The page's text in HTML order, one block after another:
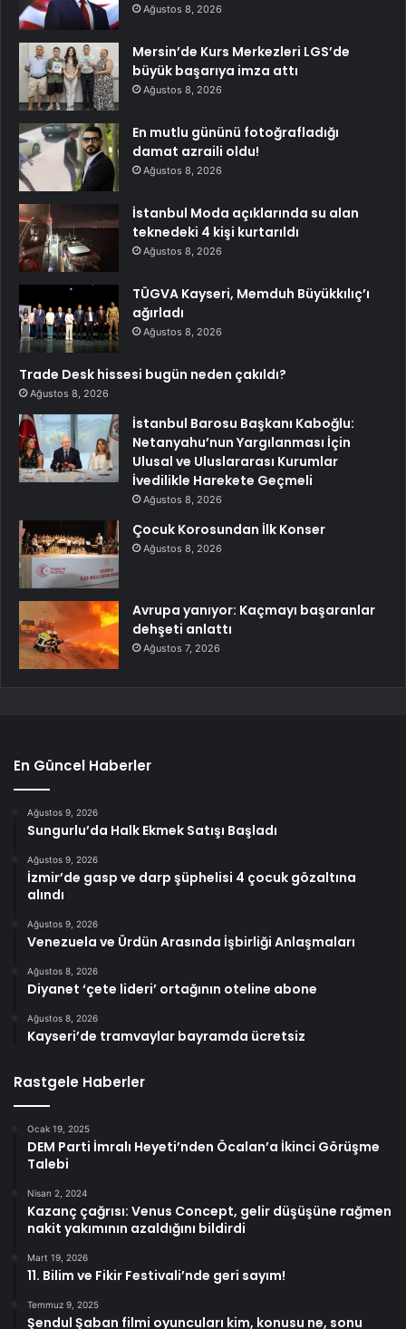
Ağustos 8, 2026
Mersin’de Kurs Merkezleri LGS’de
büyük başarıya imza attı
Ağustos 8, 2026
En mutlu gününü fotoğrafladığı
damat azraili oldu!
Ağustos 8, 2026
İstanbul Moda açıklarında su alan
teknedeki 4 kişi kurtarıldı
Ağustos 8, 2026
TÜGVA Kayseri, Memduh Büyükkılıç’ı
ağırladı
Ağustos 8, 2026
Trade Desk hissesi bugün neden çakıldı?
Ağustos 8, 2026
İstanbul Barosu Başkanı Kaboğlu:
Netanyahu’nun Yargılanması İçin
Ulusal ve Uluslararası Kurumlar
İvedilikle Harekete Geçmeli
Ağustos 8, 2026
Çocuk Korosundan İlk Konser
Ağustos 8, 2026
Avrupa yanıyor: Kaçmayı başaranlar
dehşeti anlattı
Ağustos 7, 2026
En Güncel Haberler
Ağustos 9, 2026
Sungurlu’da Halk Ekmek Satışı Başladı
Ağustos 9, 2026
İzmir’de gasp ve darp şüphelisi 4 çocuk gözaltına
alındı
Ağustos 9, 2026
Venezuela ve Ürdün Arasında İşbirliği Anlaşmaları
Ağustos 8, 2026
Diyanet ‘çete lideri’ ortağının oteline abone
Ağustos 8, 2026
Kayseri’de tramvaylar bayramda ücretsiz
Rastgele Haberler
Ocak 19, 2025
DEM Parti İmralı Heyeti’nden Öcalan’a İkinci Görüşme
Talebi
Nisan 2, 2024
Kazanç çağrısı: Venus Concept, gelir düşüşüne rağmen
nakit yakımının azaldığını bildirdi
Mart 19, 2026
11. Bilim ve Fikir Festivali’nde geri sayım!
Temmuz 9, 2025
Şendul Şaban filmi oyuncuları kim, konusu ne, sonu